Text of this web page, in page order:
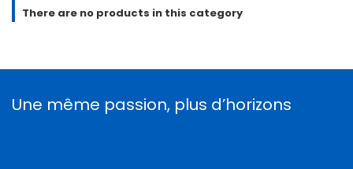
There are no products in this category
Une même passion, plus d’horizons